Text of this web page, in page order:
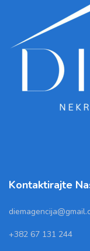
Kontaktirajte
+382 67 131 244